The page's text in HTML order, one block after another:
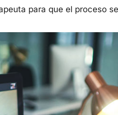
para que el proceso